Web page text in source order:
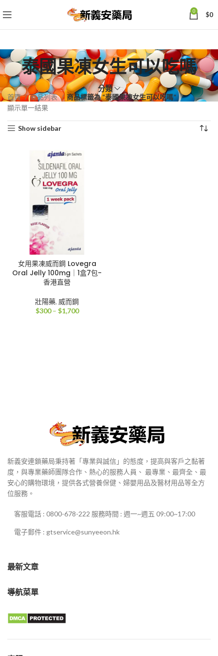
0 $0
泰國果凍女生可以吃嗎
分類
首頁 商品列表
商品標籤為 “泰國果凍女生可以吃嗎”
顯示單一結果
Show sidebar
女用果凍威而鋼 Lovegra
Oral Jelly 100mg｜1盒7包-
香港直營
壯陽藥, 威而鋼
$300 – $1,700價
新義安連鎖藥局秉持著「專業與誠信」的態度，提高與客戶之黏著
度，與專業藥師團隊合作、熱心的服務人員、 最專業、最齊全、最
安心的購物環境，提供各式營養保健、婦嬰用品及醫材用品等全方
位服務。
客服電話 : 0800-678-222 服務時間 : 週一~週五 09:00~17:00
電子郵件 : gtservice@sunyeeon.hk
最新文章
導航菜單